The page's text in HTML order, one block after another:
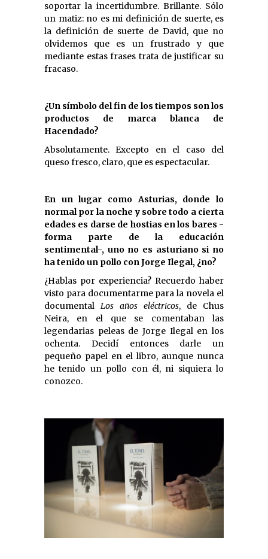
soportar la incertidumbre. Brillante. Sólo
un matiz: no es mi definición de suerte, es
la definición de suerte de David, que no
olvidemos que es un frustrado y que
mediante estas frases trata de justificar su
fracaso.
¿Un símbolo del fin de los tiempos son los
productos de marca blanca de
Hacendado?
Absolutamente. Excepto en el caso del
queso fresco, claro, que es espectacular.
En un lugar como Asturias, donde lo
normal por la noche y sobre todo a cierta
edades es darse de hostias en los bares -
forma parte de la educación
sentimental-, uno no es asturiano si no
ha tenido un pollo con Jorge Ilegal, ¿no?
¿Hablas por experiencia? Recuerdo haber
visto para documentarme para la novela el
documental Los años eléctricos, de Chus
Neira, en el que se comentaban las
legendarias peleas de Jorge Ilegal en los
ochenta. Decidí entonces darle un
pequeño papel en el libro, aunque nunca
he tenido un pollo con él, ni siquiera lo
conozco.